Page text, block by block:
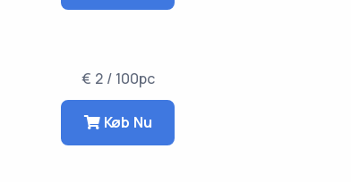
€ 2 / 100pc
Køb Nu